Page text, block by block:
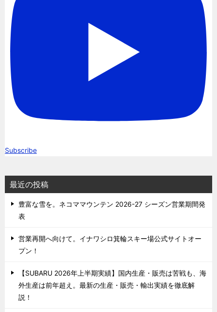
Subscribe
最近の投稿
豊富な雪を。ネコママウンテン 2026-27 シーズン営業期間発
表
営業再開へ向けて。イナワシロ箕輪スキー場公式サイトオー
プン！
【SUBARU 2026年上半期実績】国内生産・販売は苦戦も、海
外生産は前年超え。最新の生産・販売・輸出実績を徹底解
説！